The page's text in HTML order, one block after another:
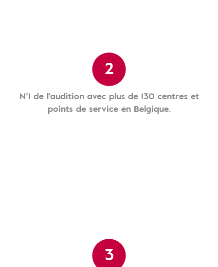
2
N°1 de l'audition avec plus de 130 centres et
points de service en Belgique.
3